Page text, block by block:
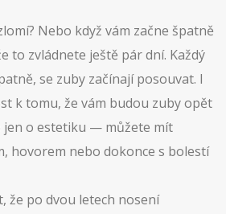
Nebo když vám začne špatně
to zvládnete ještě pár dní. Každý
se zuby začínají posouvat. I
k tomu, že vám budou zuby opět
jen o estetiku — můžete mít
hovorem nebo dokonce s bolestí
že po dvou letech nosení